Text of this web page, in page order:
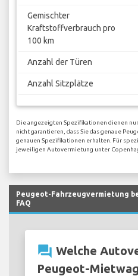
Gemischter
Kraftstoffverbrauch pro
100 km
Anzahl der Türen
Anzahl Sitzplätze
Die angezeigten Spezifikationen dienen
nicht garantieren, dass Sie das genaue
genauen Spezifikationen erhalten. Für
jeweiligen Autovermietung unter
Peugeot-Fahrzeugvermietung
FAQ
question_answer Welche
Peugeot-